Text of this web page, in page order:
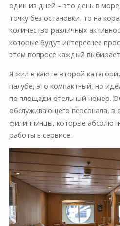
один из дней – это день в
точку без остановки, то на
количество различных
которые будут интереснее
этом вопросе каждый
Я жил в каюте второй
палубе, это компактный, но
по площади отельный номер.
обслуживающего персонала, в
филиппинцы, которые
работы в сервисе.